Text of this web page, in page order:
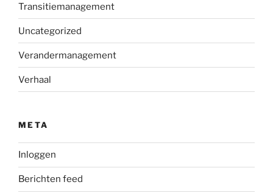
Transitiemanagement
Uncategorized
Verandermanagement
Verhaal
META
Inloggen
Berichten feed